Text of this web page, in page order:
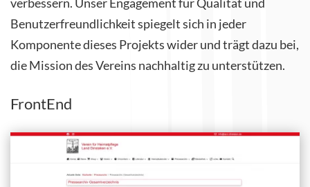
Benutzerfreundlichkeit spiegelt sich in jeder
Komponente dieses Projekts wider und trägt dazu bei,
die Mission des Vereins nachhaltig zu unterstützen.
FrontEnd